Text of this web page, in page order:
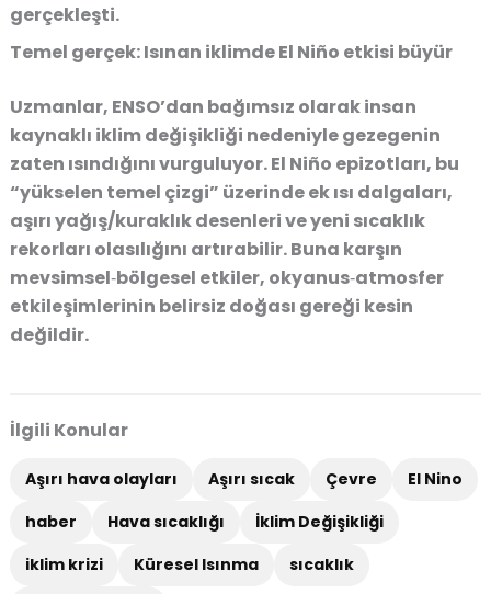
gerçekleşti.
Temel gerçek: Isınan iklimde El Niño etkisi büyür
Uzmanlar, ENSO’dan bağımsız olarak insan
kaynaklı iklim değişikliği nedeniyle gezegenin
zaten ısındığını vurguluyor. El Niño epizotları, bu
“yükselen temel çizgi” üzerinde ek ısı dalgaları,
aşırı yağış/kuraklık desenleri ve yeni sıcaklık
rekorları olasılığını artırabilir. Buna karşın
mevsimsel‑bölgesel etkiler, okyanus‑atmosfer
etkileşimlerinin belirsiz doğası gereği kesin
değildir.
İlgili Konular
Aşırı hava olayları Aşırı sıcak Çevre
El Nino
haber
Hava sıcaklığı
İklim Değişikliği
iklim krizi
Küresel Isınma
sıcaklık